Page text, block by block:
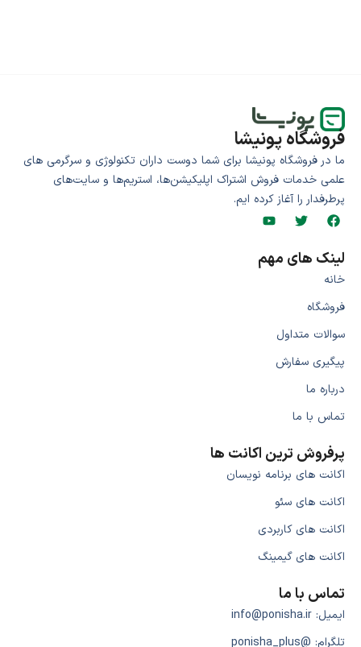
فروشگاه پونیشا
ما در فروشگاه پونیشا برای شما دوست داران تکنولوژی و سرگرمی های
علمی خدمات فروش اشتراک اپلیکیشن‌ها، استریم‌ها و سایت‌های
پرطرفدار را آغاز کرده ایم.
لینک های مهم
خانه
فروشگاه
سوالات متداول
پیگیری سفارش
درباره ما
تماس با ما
پرفروش ترین اکانت ها
اکانت های برنامه نویسان
اکانت های سئو
اکانت های کاربردی
اکانت های گیمینگ
تماس با ما
ایمیل: info@ponisha.ir
تلگرام: @ponisha_plus